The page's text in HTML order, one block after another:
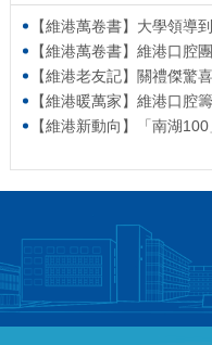
【維港萬卷書】大學領導到訪維港口腔參觀交流 高度讚賞院感消毒與規
【維港萬卷書】維港口腔團隊走進香港書展 感受閱讀力量拓寬
【維港老友記】關禮傑驚喜現身維港口腔出任明星一日CEO 即場演繹同分
【維港暖萬家】維港口腔籌資捐款援助廣西洪澇災區 攜手香港廣西南寧同鄉會
【維港新動向】「南湖100」品牌發佈會 維港口腔獲評「突出貢獻企業」